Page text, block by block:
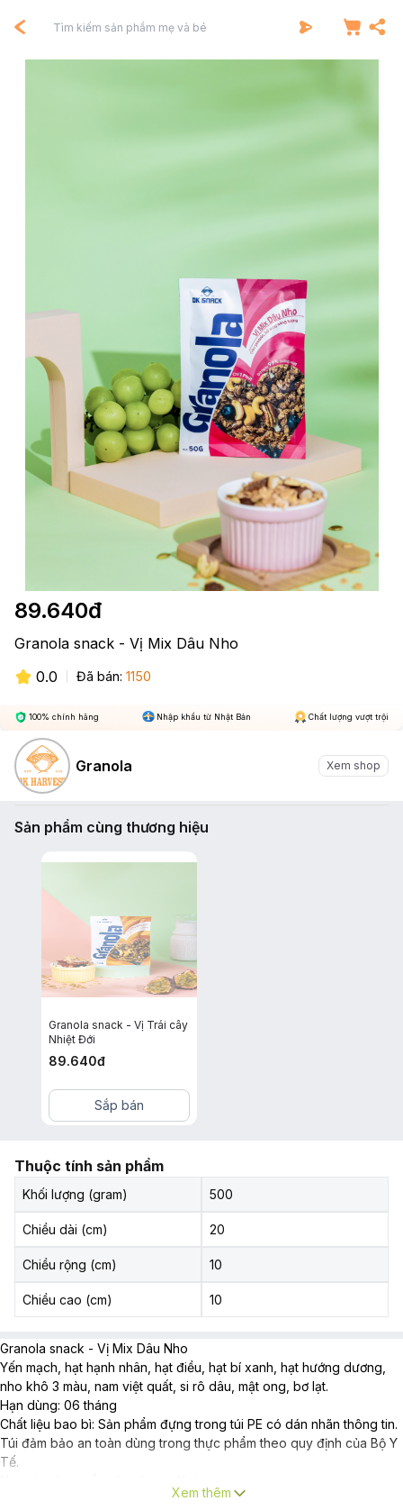
89.640đ
Granola snack - Vị Mix Dâu Nho
0.0
Đã bán: 1150
100% chính hãng Nhập khẩu từ Nhật Bản Chất lượng vượt trội
Granola Xem shop
Sản phẩm cùng thương hiệu
Granola snack - Vị Trái cây
Nhiệt Đới
89.640đ
Sắp bán
Granola snack - Vị Mix Dâu Nho
Yến mạch, hạt hạnh nhân, hạt điều, hạt bí xanh, hạt hướng dương,
nho khô 3 màu, nam việt quất, si rô dâu, mật ong, bơ lạt.
Hạn dùng: 06 tháng
Chất liệu bao bì: Sản phẩm đựng trong túi PE có dán nhãn thông tin.
Túi đảm bảo an toàn dùng trong thực phẩm theo quy định của Bộ Y
Tế.
Túi 50 gram tiện lợi cho 1 lần dùng.Xem thêm
Thuộc tính sản phẩm
Khối lượng (gram) 500
Chiều dài (cm) 20
Chiều rộng (cm) 10
Chiều cao (cm) 10